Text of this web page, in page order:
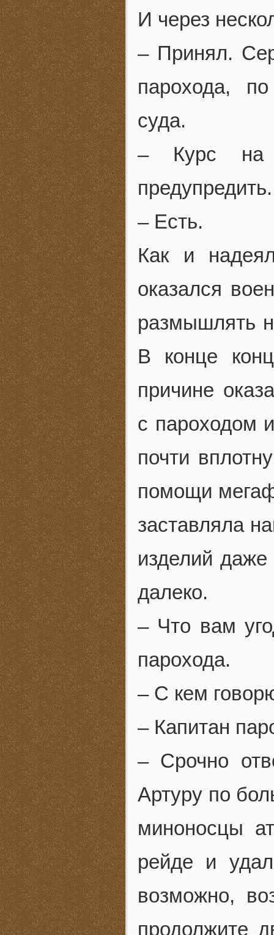
И через
– Принял.
парохода,
суда.
– Курс на
предупредить.
– Есть.
Как и
оказался
размышлять
В конце
причине
с пароходом
почти
помощи
заставляла
изделий
далеко.
– Что вам
парохода.
– С кем
– Капитан
– Срочно
Артуру по
миноносцы
рейде и
возможно,
продолжите